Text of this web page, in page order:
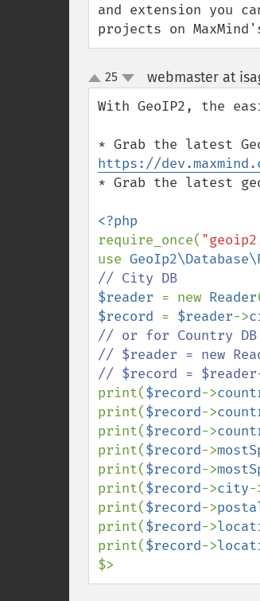
and extension you
projects on
up
down
25 webmaster at
With GeoIP2, the
https://
* Grab the latest
require_once(
use
$reader = new Reader
$record = $reader->
// or for Country DB
// $reader = new
print($record->
print($record->
print($record->
print($record->
print($record->
print($record->city-
print($record->
print($record->
print($record->
$>